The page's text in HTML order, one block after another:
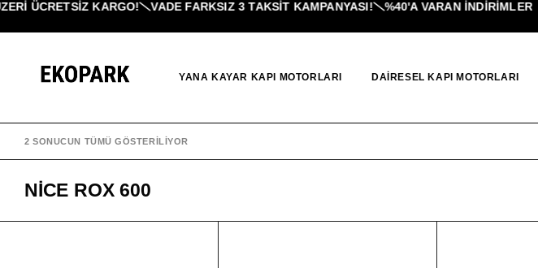
ÜCRETSİZ KARGO! VADE FARKSIZ 3 TAKSIT KAMPANYASI! %40'A VARAN İNDIRIMLER
YANA KAYAR KAPI MOTORLARI DAIRESEL KAPI MOTORLARI
2 SONUCUN TÜMÜ GÖSTERILIYOR
NICE ROX 600